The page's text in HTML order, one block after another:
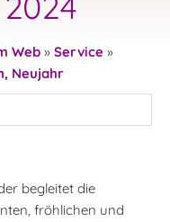
Web » Service »
Neujahr
begleitet die
fröhlichen und